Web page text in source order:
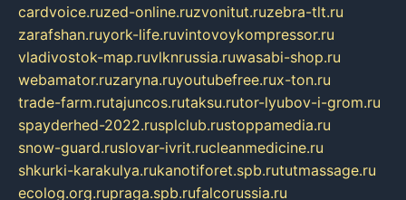
cardvoice.ruzed-online.ruzvonitut.ruzebra-tlt.ru
zarafshan.ruyork-life.ruvintovoykompressor.ru
vladivostok-map.ruvlknrussia.ruwasabi-shop.ru
webamator.ruzaryna.ruyoutubefree.rux-ton.ru
trade-farm.rutajuncos.rutaksu.rutor-lyubov-i-grom.ru
spayderhed-2022.rusplclub.rustoppamedia.ru
snow-guard.ruslovar-ivrit.rucleanmedicine.ru
shkurki-karakulya.rukanotiforet.spb.rututmassage.ru
ecolog.org.rupraga.spb.rufalcorussia.ru